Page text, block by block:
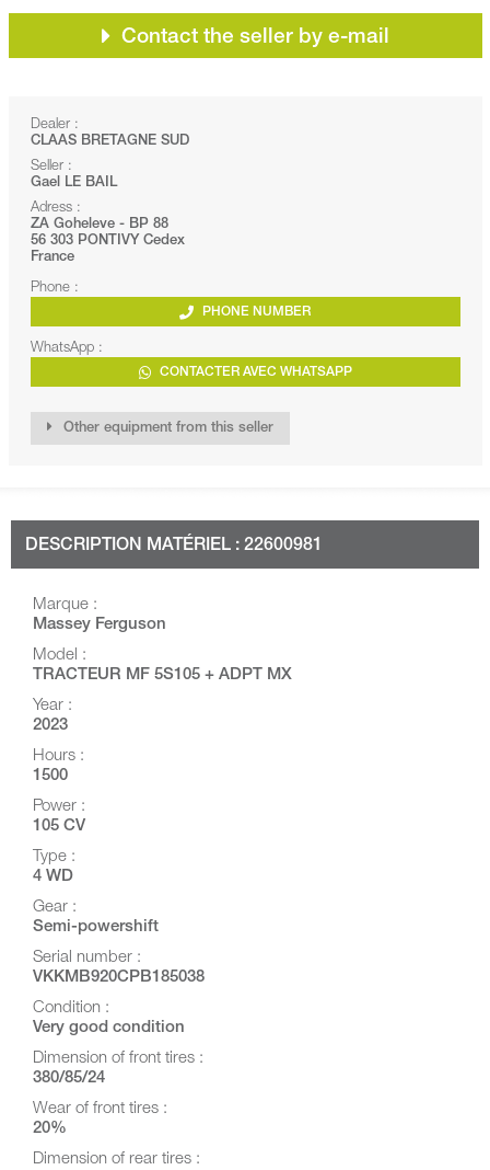
Contact the seller by e-mail
Dealer :
CLAAS BRETAGNE SUD
Seller :
Gael LE BAIL
Adress :
ZA Goheleve - BP 88
56 303 PONTIVY Cedex
France
Phone :
PHONE NUMBER
WhatsApp :
CONTACTER AVEC WHATSAPP
Other equipment from this seller
DESCRIPTION MATÉRIEL : 22600981
Marque :
Massey Ferguson
Model :
TRACTEUR MF 5S105 + ADPT MX
Year :
2023
Hours :
1500
Power :
105 CV
Type :
4 WD
Gear :
Semi-powershift
Serial number :
VKKMB920CPB185038
Condition :
Very good condition
Dimension of front tires :
380/85/24
Wear of front tires :
20%
Dimension of rear tires :